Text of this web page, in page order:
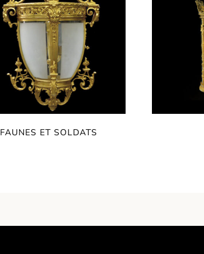
FAUNES ET SOLDATS